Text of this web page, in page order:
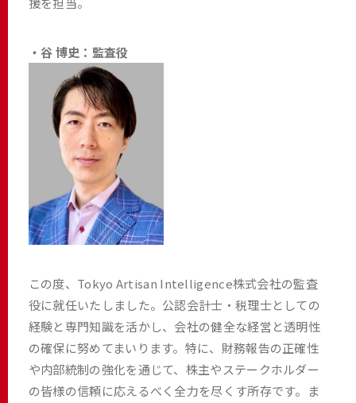
・谷 博史：監査役
この度、Tokyo Artisan Intelligence株式会社の監査
役に就任いたしました。公認会計士・税理士としての
経験と専門知識を活かし、会社の健全な経営と透明性
の確保に努めてまいります。特に、財務報告の正確性
や内部統制の強化を通じて、株主やステークホルダー
の皆様の信頼に応えるべく全力を尽くす所存です。ま